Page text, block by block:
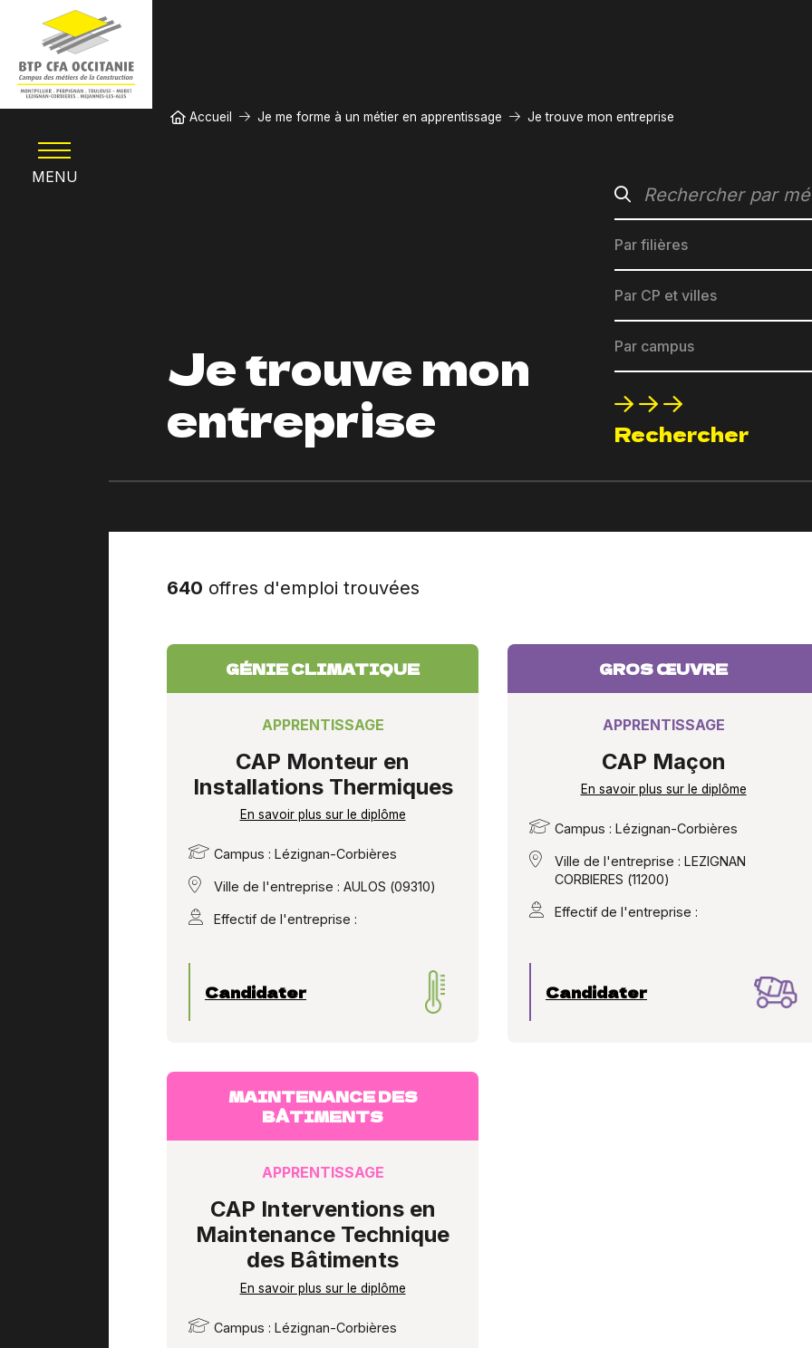
Aller au contenu principal
MENU
Fil d'Ariane
Accueil Je me forme à un métier en apprentissage Je trouve mon entreprise
Je trouve mon
entreprise
Par filières
Par CP et villes
Par campus
640 offres d'emploi trouvées
GÉNIE CLIMATIQUE
APPRENTISSAGE
CAP Monteur en
Installations Thermiques
En savoir plus sur le diplôme
Campus : Lézignan-Corbières
Ville de l'entreprise : AULOS (09310)
Effectif de l'entreprise :
Candidater
GROS ŒUVRE
APPRENTISSAGE
CAP Maçon
En savoir plus sur le diplôme
Campus : Lézignan-Corbières
Ville de l'entreprise : LEZIGNAN
CORBIERES (11200)
Effectif de l'entreprise :
Candidater
MAINTENANCE DES
BÂTIMENTS
APPRENTISSAGE
CAP Interventions en
Maintenance Technique
des Bâtiments
En savoir plus sur le diplôme
Campus : Lézignan-Corbières